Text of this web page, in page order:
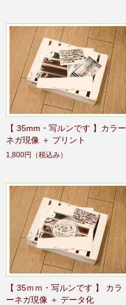
【 35mm・写ルンです 】カラー
ネガ現像 ＋ プリント
1,800円 （税込み）
【 35ｍｍ・写ルンです 】 カラ
ーネガ現像 ＋ データ化